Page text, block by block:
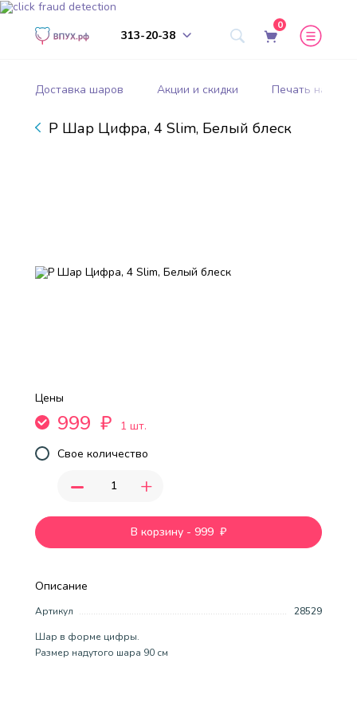
313-20-38
0
Доставка шаров Акции и скидки Печать на
Р Шар Цифра, 4 Slim, Белый блеск
Описание
Артикул
28529
Шар в форме цифры.
Размер надутого шара 90 см
Цены
999 ₽
1 шт.
Свое количество
- +
В корзину - 999 ₽